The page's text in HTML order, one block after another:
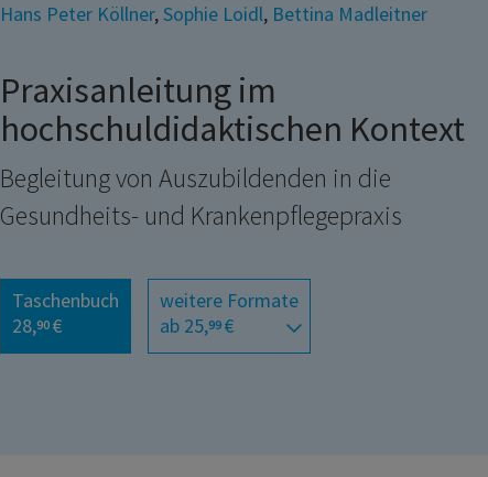
Hans Peter Köllner,Sophie Loidl, Bettina Madleitner
Praxisanleitung im
hochschuldidaktischen Kontext
Begleitung von Auszubildenden in die
Gesundheits- und Krankenpflegepraxis
Taschenbuch
28,90 €
weitere Formate
ab 25,99 €